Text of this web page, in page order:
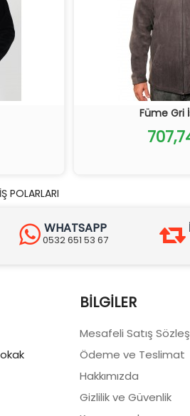
Füme Gri
İŞ POLARLARI
WHATSAPP
0532 651 53 67
BILGILER
Mesafeli Satış
Ödeme ve Teslimat
Hakkımızda
Gizlilik ve Güvenlik